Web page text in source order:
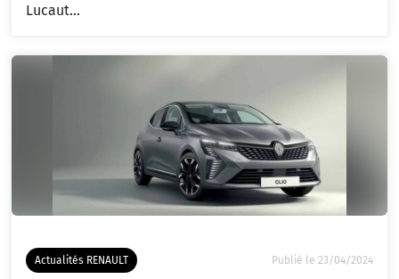
Lucaut...
Actualités RENAULT Publié le 23/04/2024